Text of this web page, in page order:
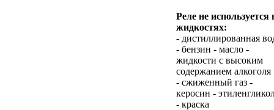
Реле не используется
жидкостях:
- дистиллированная
- бензин - масло -
жидкости с высоким
содержанием алкоголя
- сжиженный газ -
керосин -
- краска